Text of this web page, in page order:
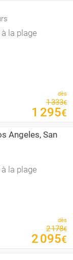
la plage
dès
1333€
1 295€
Angeles, San
la plage
dès
2178€
2095€